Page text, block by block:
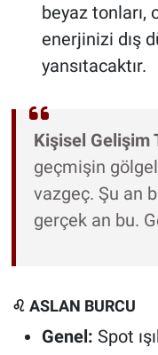
beyaz tonları,
enerjinizi dış
yansıtacaktır.
Kişisel Gelişim
geçmişin
vazgeç. Şu an
gerçek an bu.
♌ ASLAN BURCU
Genel: Spot